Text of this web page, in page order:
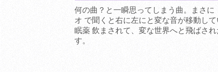
何の曲？と一瞬思ってしまう曲。まさに
オ で聞くと右に左にと変な音が移動し
眠薬 飲まされて、変な世界へと飛ばさ
す。